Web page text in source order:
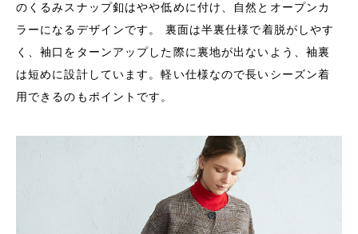
のくるみスナップ釦はやや低めに付け、自然とオープンカ
ラーになるデザインです。 裏面は半裏仕様で着脱がしやす
く、袖口をターンアップした際に裏地が出ないよう、袖裏
は短めに設計しています。軽い仕様なので長いシーズン着
用できるのもポイントです。